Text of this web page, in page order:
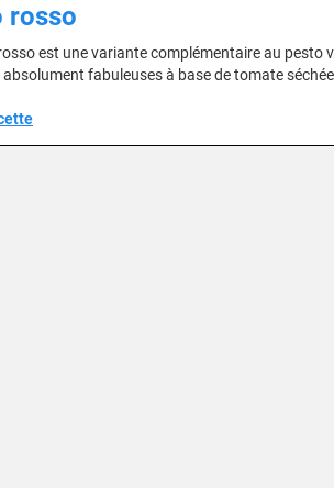
rosso
est une variante complémentaire au
fabuleuses à base de tomate